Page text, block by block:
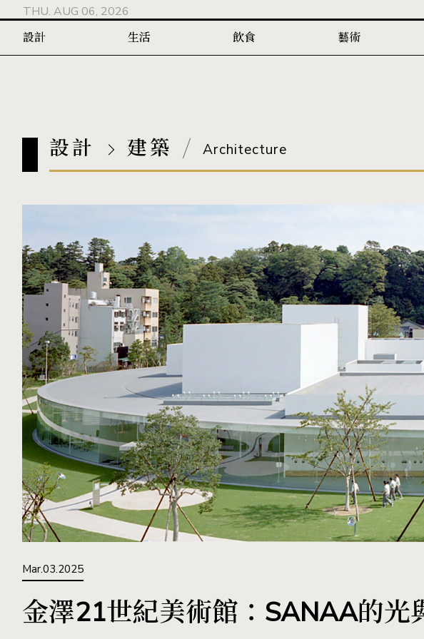
THU. AUG 06, 2026
設計
生活 飲食 藝術
設計 建築 Architecture
Mar.03.2025
金澤21世紀美術館：SANAA的光